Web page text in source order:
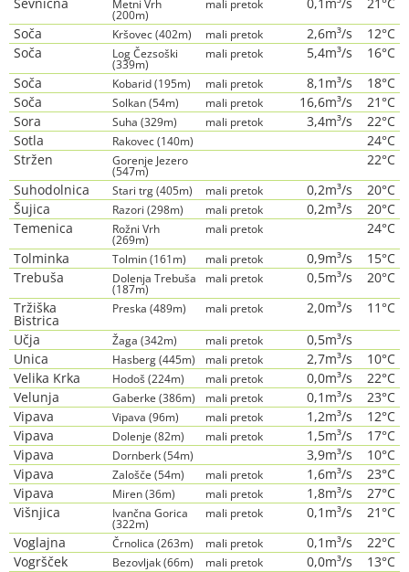
Metni Vrh
(200m)
mali pretok
Soča
Kršovec (402m) mali pretok 2,6m³/s
12°C
Soča
Log Čezsoški
(339m)
mali pretok 5,4m³/s
16°C
Soča
Kobarid (195m) mali pretok 8,1m³/s
18°C
Soča
Solkan (54m) mali pretok 16,6m³/s
21°C
Sora
Suha (329m) mali pretok 3,4m³/s
22°C
Sotla
Rakovec (140m)
24°C
Stržen
Gorenje Jezero
(547m)
22°C
Suhodolnica
Stari trg (405m) mali pretok 0,2m³/s
20°C
Šujica
Razori (298m) mali pretok 0,2m³/s
20°C
Temenica
Rožni Vrh
(269m)
mali pretok
24°C
Tolminka
Tolmin (161m) mali pretok 0,9m³/s
15°C
Trebuša
Dolenja Trebuša
(187m)
mali pretok 0,5m³/s
20°C
Tržiška
Bistrica
Preska (489m) mali pretok 2,0m³/s
11°C
Učja
Žaga (342m) mali pretok
0,5m³/s
Unica
Hasberg (445m) mali pretok 2,7m³/s
10°C
Velika Krka
Hodoš (224m) mali pretok 0,0m³/s
22°C
Velunja
Gaberke (386m) mali pretok 0,1m³/s
23°C
Vipava
Vipava (96m) mali pretok 1,2m³/s
12°C
Vipava
Dolenje (82m) mali pretok 1,5m³/s
17°C
Vipava
Dornberk (54m) 3,9m³/s
10°C
Vipava
Zalošče (54m) mali pretok 1,6m³/s
23°C
Vipava
Miren (36m) mali pretok 1,8m³/s
27°C
Višnjica
Ivančna Gorica
(322m)
mali pretok 0,1m³/s
21°C
Voglajna
Črnolica (263m) mali pretok 0,1m³/s
22°C
Vogršček
Bezovljak (66m) mali pretok 0,0m³/s 13°C